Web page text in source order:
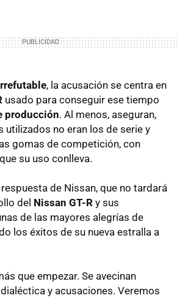
, la acusación se centra en
usado para conseguir ese tiempo
producción. Al menos, aseguran,
utilizados no eran los de serie y
gomas de competición, con
su uso conlleva.
de Nissan, que no tardará
del Nissan GT-R y sus
de las mayores alegrías de
los éxitos de su nueva estralla a
que empezar. Se avecinan
y acusaciones. Veremos